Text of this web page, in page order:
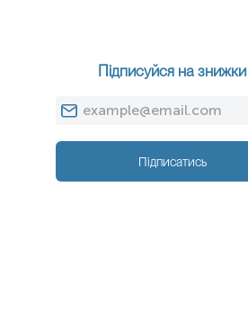
Підписуйся на знижки
Підписатись